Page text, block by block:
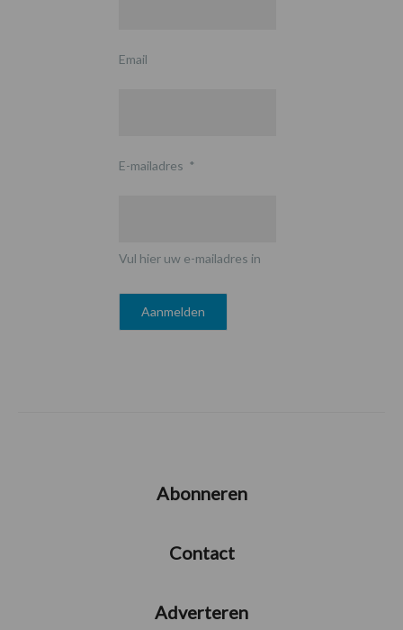
Email
E-mailadres *
Vul hier uw e-mailadres in
Abonneren
Contact
Adverteren